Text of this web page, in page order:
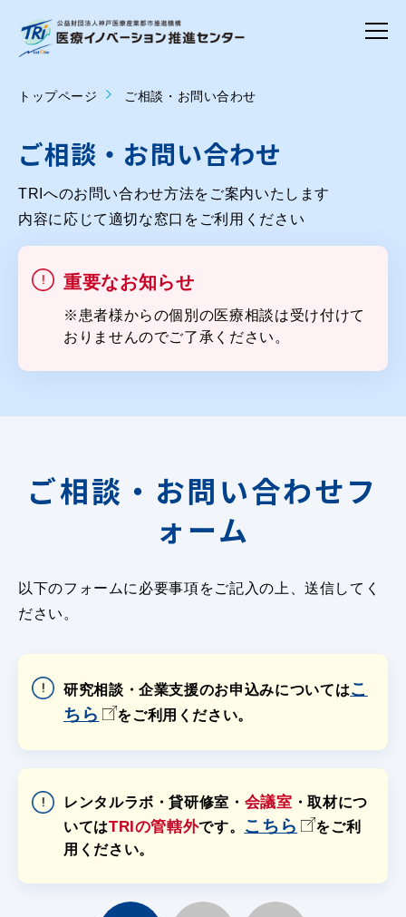
トップページ ご相談・お問い合わせ
ご相談・お問い合わせ
TRIへのお問い合わせ方法をご案内いたします
内容に応じて適切な窓口をご利用ください
重要なお知らせ
※患者様からの個別の医療相談は受け付けて
おりませんのでご了承ください。
ご相談・お問い合わせフ
ォーム
以下のフォームに必要事項をご記入の上、送信してく
ださい。
研究相談・企業支援のお申込みについてはこ
ちら
をご利用ください。
レンタルラボ・貸研修室・ 会議室 ・取材につ
いてはTRIの管轄外です。 こちら
をご利
用ください。